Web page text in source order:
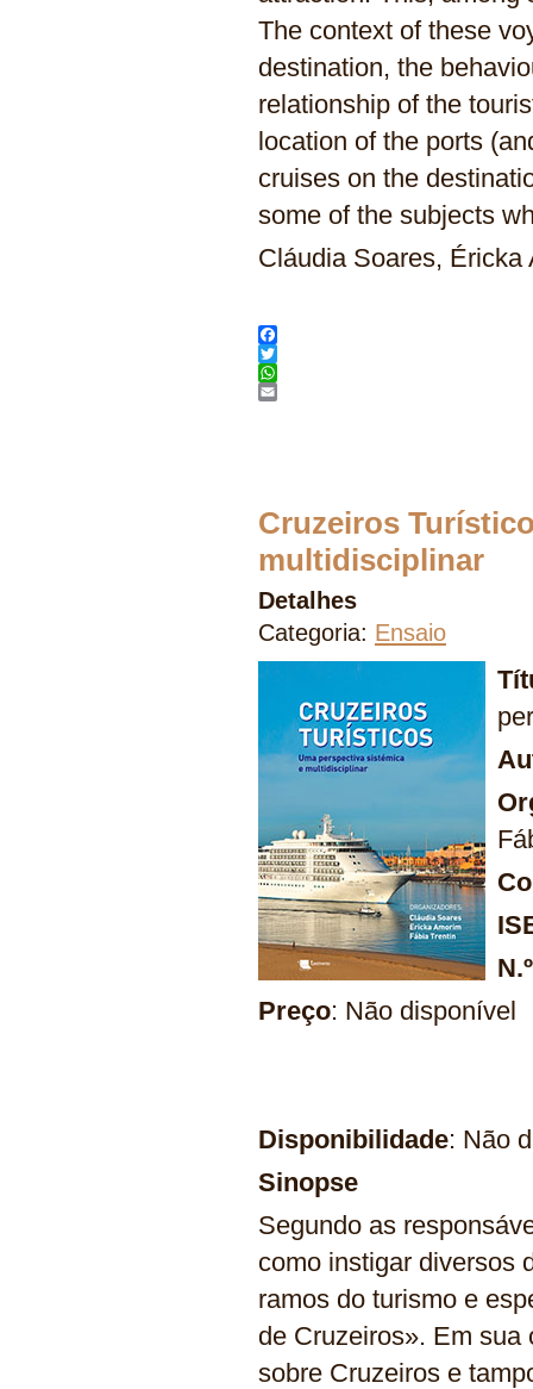
The context of these
destination, the
relationship of the
location of the ports
cruises on the
some of the subjects
Cláudia Soares, Éricka
Facebook
Twitter
WhatsApp
Cruzeiros
multidisciplinar
Detalhes
Categoria: Ensaio
Preço: Não disponível
Disponibilidade: Não
Sinopse
Segundo as
como instigar diversos
ramos do turismo e
de Cruzeiros». Em sua
sobre Cruzeiros e